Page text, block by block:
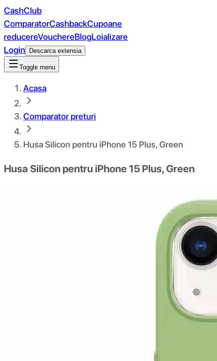
CashClub
ComparatorCashbackCupoane
reducereVouchereBlogLoializare
Login
Descarca extensia
Toggle menu
Acasa
Comparator preturi
Husa Silicon pentru iPhone 15 Plus, Green
Husa Silicon pentru iPhone 15 Plus, Green